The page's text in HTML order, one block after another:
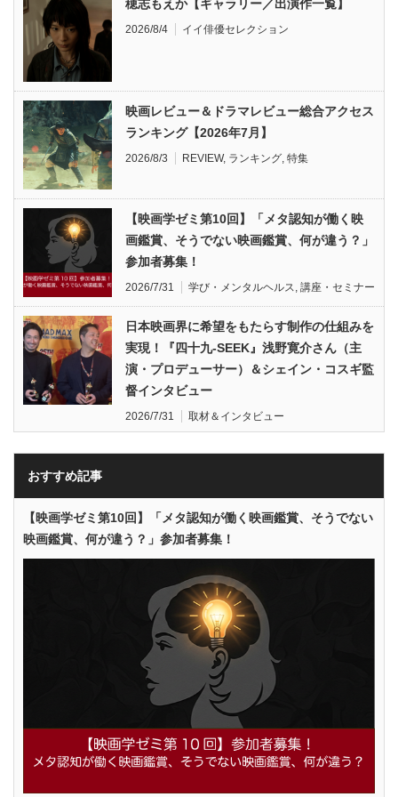
穂志もえか【ギャラリー／出演作一覧】
2026/8/4 イイ俳優セレクション
映画レビュー＆ドラマレビュー総合アクセス
ランキング【2026年7月】
2026/8/3 REVIEW, ランキング, 特集
【映画学ゼミ第10回】「メタ認知が働く映
画鑑賞、そうでない映画鑑賞、何が違う？」
参加者募集！
2026/7/31 学び・メンタルヘルス, 講座・セミナー
日本映画界に希望をもたらす制作の仕組みを
実現！『四十九-SEEK』浅野寛介さん（主
演・プロデューサー）＆シェイン・コスギ監
督インタビュー
2026/7/31 取材＆インタビュー
おすすめ記事
【映画学ゼミ第10回】「メタ認知が働く映画鑑賞、そうでない
映画鑑賞、何が違う？」参加者募集！